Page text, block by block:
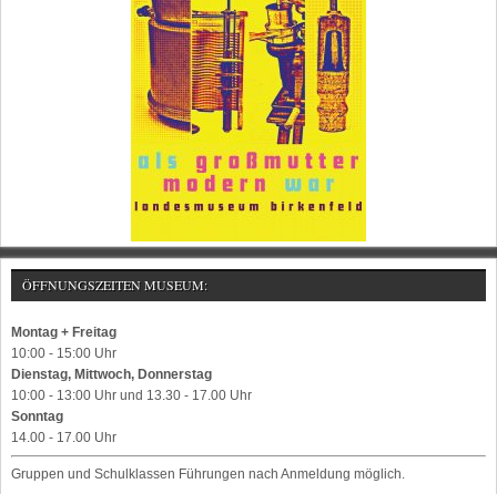
ÖFFNUNGSZEITEN MUSEUM:
Montag + Freitag
10:00 - 15:00 Uhr
Dienstag, Mittwoch, Donnerstag
10:00 - 13:00 Uhr und 13.30 - 17.00 Uhr
Sonntag
14.00 - 17.00 Uhr
Gruppen und Schulklassen Führungen nach Anmeldung möglich.